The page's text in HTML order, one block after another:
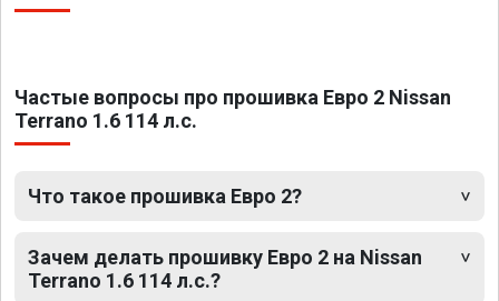
Частые вопросы про прошивка Евро 2 Nissan
Terrano 1.6 114 л.с.
Что такое прошивка Евро 2?
Зачем делать прошивку Евро 2 на Nissan
Terrano 1.6 114 л.с.?